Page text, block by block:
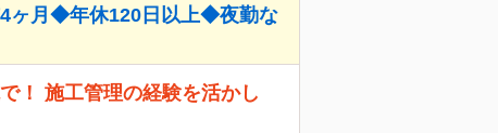
4ヶ月◆年休120日以上◆夜勤な
！ 施工管理の経験を活かし